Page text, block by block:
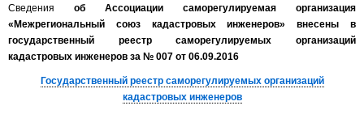
Сведения об Ассоциации саморегулируемая организация
«Межрегиональный союз кадастровых инженеров» внесены в
государственный реестр саморегулируемых организаций
кадастровых инженеров за № 007 от 06.09.2016
Государственный реестр саморегулируемых организаций
кадастровых инженеров